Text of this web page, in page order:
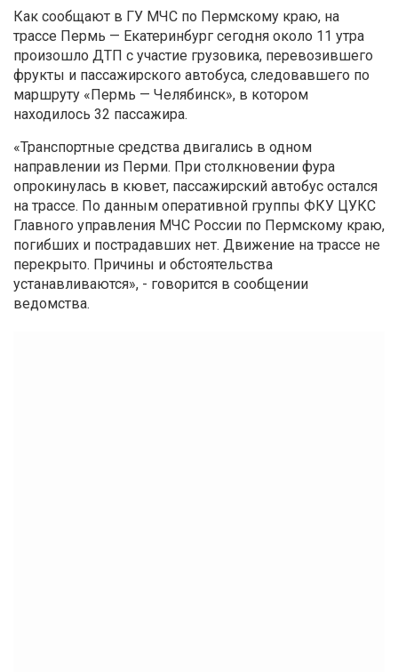
Как сообщают в ГУ МЧС по Пермскому краю, на
трассе Пермь — Екатеринбург сегодня около 11 утра
произошло ДТП с участие грузовика, перевозившего
фрукты и пассажирского автобуса, следовавшего по
маршруту «Пермь — Челябинск», в котором
находилось 32 пассажира.
«Транспортные средства двигались в одном
направлении из Перми. При столкновении фура
опрокинулась в кювет, пассажирский автобус остался
на трассе. По данным оперативной группы ФКУ ЦУКС
Главного управления МЧС России по Пермскому краю,
погибших и пострадавших нет. Движение на трассе не
перекрыто. Причины и обстоятельства
устанавливаются», - говорится в сообщении
ведомства.